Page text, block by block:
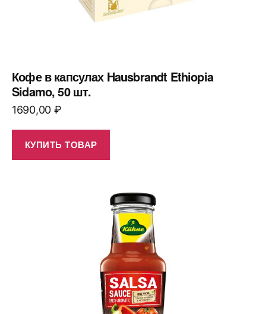
Кофе в капсулах Hausbrandt Ethiopia
Sidamo, 50 шт.
1690,00 ₽
КУПИТЬ ТОВАР